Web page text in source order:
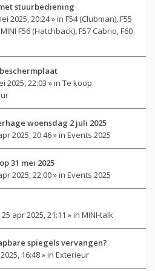
stuurbediening
2025, 20:24 » in F54 (Clubman), F55
F56 (Hatchback), F57 Cabrio, F60
2025, 22:03 » in Te koop
woensdag 2 juli 2025
2025, 20:46 » in Events 2025
31 mei 2025
2025, 22:00 » in Events 2025
25 apr 2025, 21:11 » in MINI-talk
spiegels vervangen?
16:48 » in Exterieur